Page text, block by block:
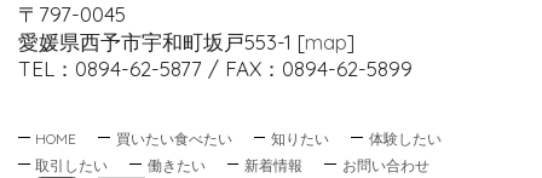
〒797-0045
愛媛県西予市宇和町坂戸553-1 [map]
TEL：0894-62-5877 / FAX：0894-62-5899
HOME 買いたい食べたい 知りたい
体験したい
取引したい
働きたい 新着情報 お問い合わせ